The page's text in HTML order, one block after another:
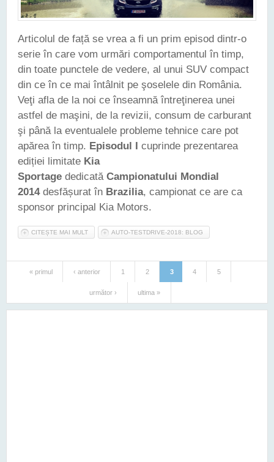
Articolul de față se vrea a fi un prim episod dintr-o
serie în care vom urmări comportamentul în timp,
din toate punctele de vedere, al unui SUV compact
din ce în ce mai întâlnit pe şoselele din România.
Veţi afla de la noi ce înseamnă întreţinerea unei
astfel de maşini, de la revizii, consum de carburant
şi până la eventualele probleme tehnice care pot
apărea în timp. Episodul I cuprinde prezentarea
ediției limitate Kia
Sportage dedicată Campionatului Mondial
2014desfășurat în Brazilia, campionat ce are ca
sponsor principal Kia Motors.
CITEȘTE MAI MULT DESPRE TEST DE ANDURANŢĂ KIA SPORTAGE FACELIFT 2.0
AUTO-TESTDRIVE-2018: BLOG
Pagini
« primul ‹ anterior 1 2 3 4 5
următor › ultima »